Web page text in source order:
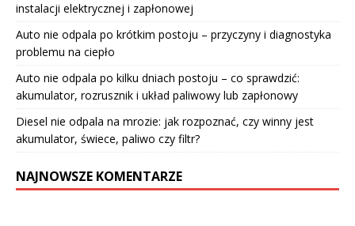
instalacji elektrycznej i zapłonowej
Auto nie odpala po krótkim postoju – przyczyny i diagnostyka
problemu na ciepło
Auto nie odpala po kilku dniach postoju – co sprawdzić:
akumulator, rozrusznik i układ paliwowy lub zapłonowy
Diesel nie odpala na mrozie: jak rozpoznać, czy winny jest
akumulator, świece, paliwo czy filtr?
NAJNOWSZE KOMENTARZE